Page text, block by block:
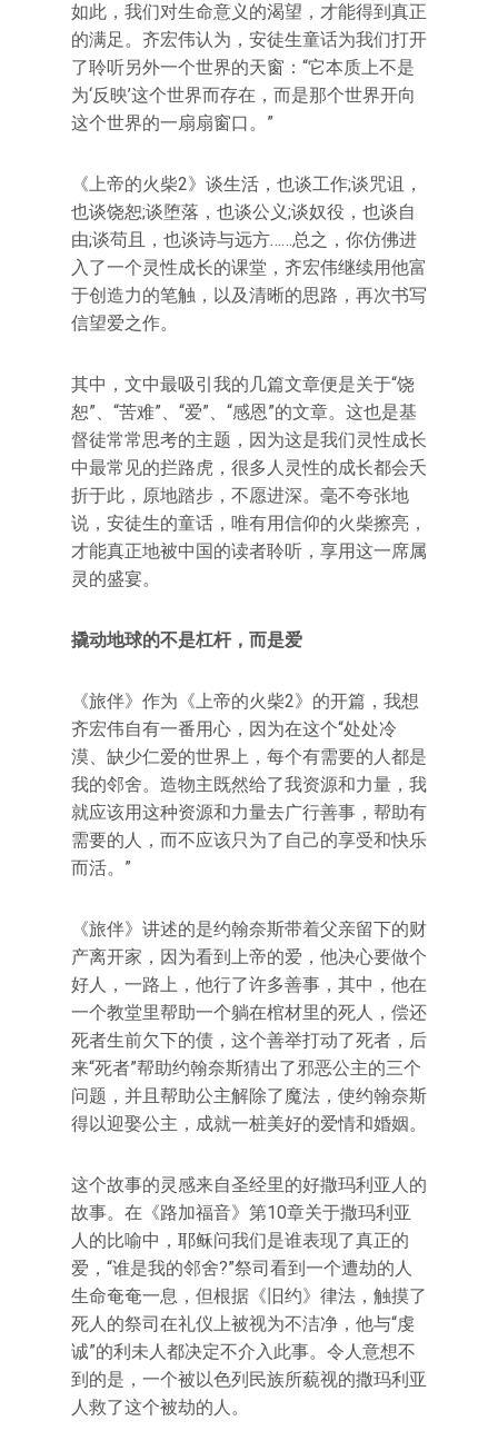
如此，我们对生命意义的渴望，才能得到真正
的满足。齐宏伟认为，安徒生童话为我们打开
了聆听另外一个世界的天窗：“它本质上不是
为‘反映’这个世界而存在，而是那个世界开向
这个世界的一扇扇窗口。”
《上帝的火柴2》谈生活，也谈工作;谈咒诅，
也谈饶恕;谈堕落，也谈公义;谈奴役，也谈自
由;谈苟且，也谈诗与远方……总之，你仿佛进
入了一个灵性成长的课堂，齐宏伟继续用他富
于创造力的笔触，以及清晰的思路，再次书写
信望爱之作。
其中，文中最吸引我的几篇文章便是关于“饶
恕”、“苦难”、“爱”、“感恩”的文章。这也是基
督徒常常思考的主题，因为这是我们灵性成长
中最常见的拦路虎，很多人灵性的成长都会夭
折于此，原地踏步，不愿进深。毫不夸张地
说，安徒生的童话，唯有用信仰的火柴擦亮，
才能真正地被中国的读者聆听，享用这一席属
灵的盛宴。
撬动地球的不是杠杆，而是爱
《旅伴》作为《上帝的火柴2》的开篇，我想
齐宏伟自有一番用心，因为在这个“处处冷
漠、缺少仁爱的世界上，每个有需要的人都是
我的邻舍。造物主既然给了我资源和力量，我
就应该用这种资源和力量去广行善事，帮助有
需要的人，而不应该只为了自己的享受和快乐
而活。”
《旅伴》讲述的是约翰奈斯带着父亲留下的财
产离开家，因为看到上帝的爱，他决心要做个
好人，一路上，他行了许多善事，其中，他在
一个教堂里帮助一个躺在棺材里的死人，偿还
死者生前欠下的债，这个善举打动了死者，后
来“死者”帮助约翰奈斯猜出了邪恶公主的三个
问题，并且帮助公主解除了魔法，使约翰奈斯
得以迎娶公主，成就一桩美好的爱情和婚姻。
这个故事的灵感来自圣经里的好撒玛利亚人的
故事。在《路加福音》第10章关于撒玛利亚
人的比喻中，耶稣问我们是谁表现了真正的
爱，“谁是我的邻舍?”祭司看到一个遭劫的人
生命奄奄一息，但根据《旧约》律法，触摸了
死人的祭司在礼仪上被视为不洁净，他与“虔
诚”的利未人都决定不介入此事。令人意想不
到的是，一个被以色列民族所藐视的撒玛利亚
人救了这个被劫的人。